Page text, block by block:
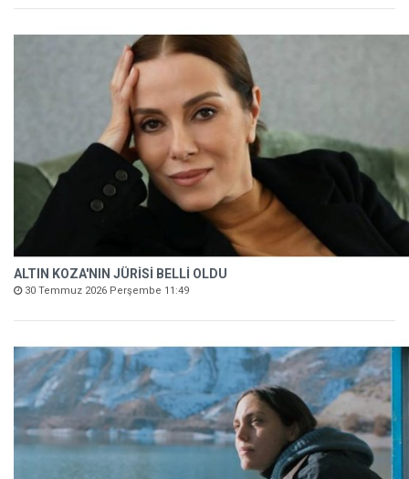
ALTIN KOZA'NIN JÜRİSİ BELLİ OLDU
30 Temmuz 2026 Perşembe 11:49